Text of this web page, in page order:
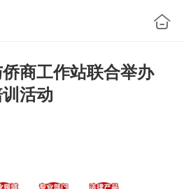
商工作站联合举办
活动